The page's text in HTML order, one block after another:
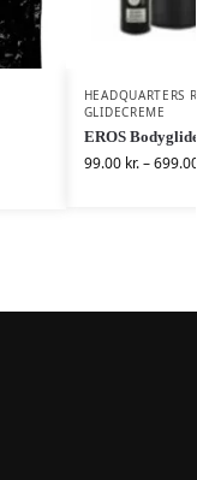
HEADQUARTERS
GLIDECREME
EROS
99.00 kr.–